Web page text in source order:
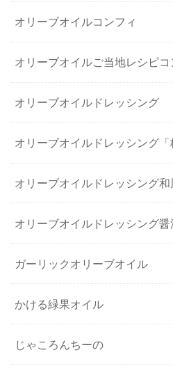
オリーブオイルコンフィ
オリーブオイルご当地レシピコ
オリーブオイルドレッシング
オリーブオイルドレッシング「
オリーブオイルドレッシング和
オリーブオイルドレッシング
ガーリックオリーブオイル
かける緑果オイル
じゃころんちーの